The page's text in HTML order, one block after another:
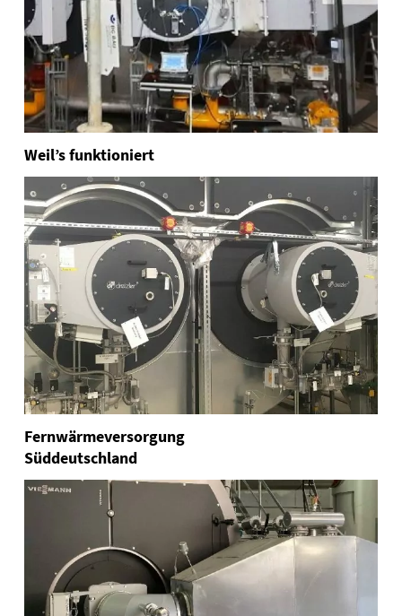
Weil’s funktioniert
Fernwärmeversorgung
Süddeutschland